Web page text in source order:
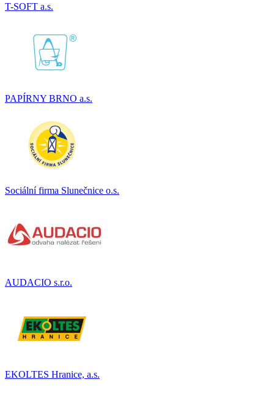
T-SOFT a.s.
PAPÍRNY BRNO a.s.
Sociální firma Slunečnice o.s.
AUDACIO s.r.o.
EKOLTES Hranice, a.s.